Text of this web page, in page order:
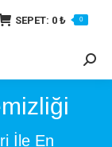
SEPET: 0 ₺ 0
İle En